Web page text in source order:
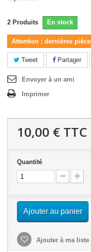
2 Produits En stock
Attention : dernières
Tweet Partager
Envoyer à un ami
Imprimer
10,00 € TTC
Quantité
Ajouter au panier
Ajouter à ma liste